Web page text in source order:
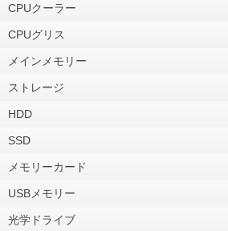
CPUクーラー
CPUグリス
メインメモリー
ストレージ
HDD
SSD
メモリーカード
USBメモリー
光学ドライブ